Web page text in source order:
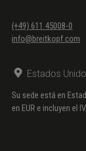
(+49) 611 45008-0
info@breitkopf.com
Estados
Su sede está en
en EUR e incluyen el